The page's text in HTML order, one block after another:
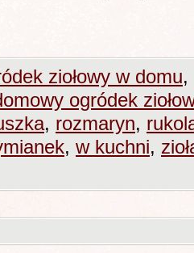
ziołowy w domu,
ogródek
, rozmaryn,
, w kuchni,